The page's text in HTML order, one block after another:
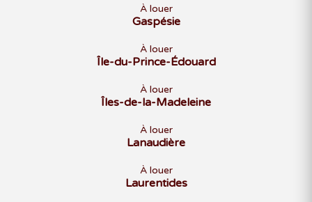
À louer
Gaspésie
À louer
Île-du-Prince-Édouard
À louer
Îles-de-la-Madeleine
À louer
Lanaudière
À louer
Laurentides